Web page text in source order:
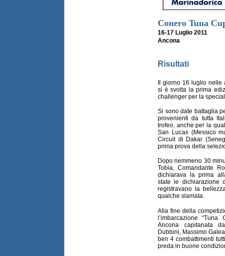
Conero Tuna
16-17 Luglio 2011
Ancona
Risultati
Il giorno 16 luglio nelle
si è svolta la prima
challenger per la
Si sono date battaglia
provenienti da tutta
trofeo, anche per la
San Lucas (Messico
Circuit di Dakar
prima prova della
Dopo nemmeno 30
Tobia, Comandante
dichiarava la prima
state le dichiarazione
registravano la
qualche slamata.
Alla fine della
l’imbarcazione
Ancona capitanata
Dubbini, Massimo
ben 4 combattimenti
preda in buone